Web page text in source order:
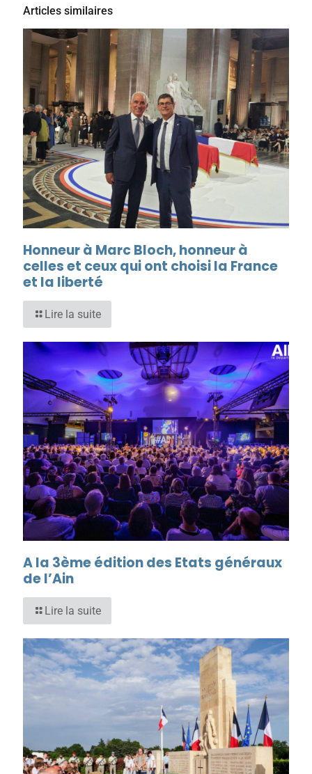
Articles similaires
Honneur à Marc Bloch, honneur à
celles et ceux qui ont choisi la France
et la liberté
Lire la suite
A la 3ème édition des Etats généraux
de l’Ain
Lire la suite